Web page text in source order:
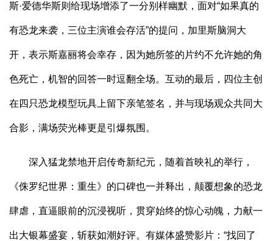
斯·爱德华斯则给现场增添了一分别样幽默，面对“如果真的
有恐龙来袭，三位主演谁会存活”的提问，加里斯脑洞大
开，表示斯嘉丽将会幸存，因为她所签的片约不允许她的角
色死亡，机智的回答一时逗翻全场。互动的最后，四位主创
在四只恐龙模型玩具上留下亲笔签名，并与现场观众共同大
合影，满场荧光棒更是引爆氛围。
深入猛龙禁地开启传奇新纪元，随着首映礼的举行，
《侏罗纪世界：重生》的口碑也一并释出，颠覆想象的恐龙
肆虐，直逼眼前的沉浸视听，贯穿始终的惊心动魄，力献一
出大银幕盛宴，斩获如潮好评。有媒体盛赞影片：“找回了